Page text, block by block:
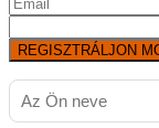
REGISZTRÁLJON